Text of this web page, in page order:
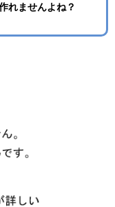
れませんよね？